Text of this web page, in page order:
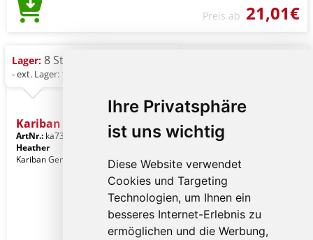
Ihre Privatsphäre
ist uns wichtig
Diese Website verwendet
Cookies und Targeting
Technologien, um Ihnen ein
besseres Internet-Erlebnis zu
ermöglichen und die Werbung,
Preis ab 21,01€
Lager: 8 St.
- ext. Lager: 1.018 St.
Kariban Men's Trousers
ArtNr.: ka730anth-44
Graphite
Heather
Kariban Gender: Männerkleidung